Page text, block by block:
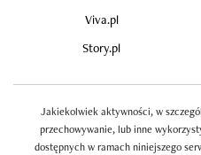
Viva.pl
Story.pl
Jakiekolwiek aktywności, w
przechowywanie, lub inne
dostępnych w ramach niniejszego